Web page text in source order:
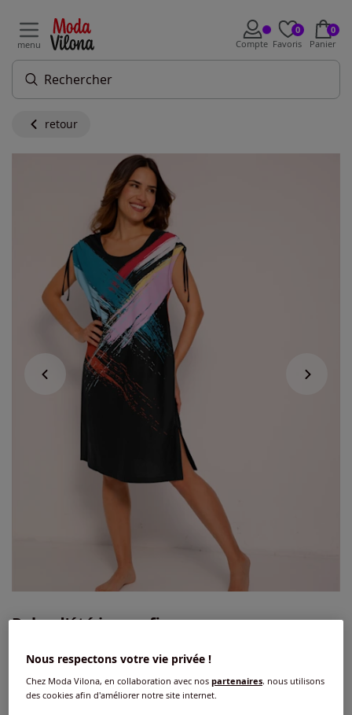
menu Compte
0
Favoris
0
Panier
retour
Robe d'été jersey fin
Réf : 241.123.029 4.7 /
Couleur :noir
Nous respectons votre vie privée !
Chez Moda Vilona, en collaboration avec nospartenaires, nous utilisons
des cookies afin d'améliorer notre site internet.